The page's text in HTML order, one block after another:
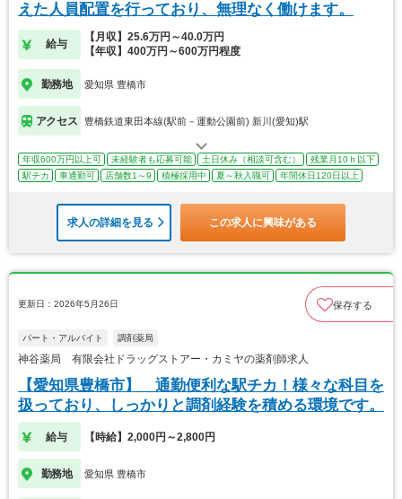
えた人員配置を行っており、無理なく働けます。
給与
【月収】25.6万円～40.0万円
【年収】400万円～600万円程度
勤務地 愛知県 豊橋市
アクセス 豊橋鉄道東田本線(駅前－運動公園前) 新川(愛知)駅
年収600万円以上可 未経験者も応募可能 土日休み（相談可含む）
残業月10ｈ以下
駅チカ
車通勤可 店舗数1～9 積極採用中 夏～秋入職可 年間休日120日以上
求人の詳細を見る この求人に興味がある
更新日：2026年5月26日 保存する
パート・アルバイト 調剤薬局
神谷薬局 有限会社ドラッグストアー・カミヤの薬剤師求人
【愛知県豊橋市】 通勤便利な駅チカ！様々な科目を
扱っており、しっかりと調剤経験を積める環境です。
給与 【時給】2,000円～2,800円
勤務地 愛知県 豊橋市